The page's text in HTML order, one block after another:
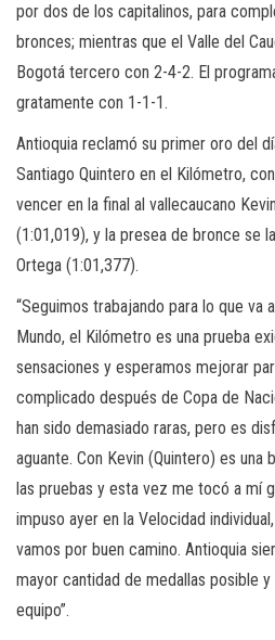
por dos de los capitalinos, para
bronces; mientras que el Valle del
Bogotá tercero con 2-4-2. El
gratamente con 1-1-1.
Antioquia reclamó su primer oro del
Santiago Quintero en el Kilómetro,
vencer en la final al vallecaucano
(1:01,019), y la presea de bronce se
Ortega (1:01,377).
“Seguimos trabajando para lo que va
Mundo, el Kilómetro es una prueba
sensaciones y esperamos mejorar
complicado después de Copa de
han sido demasiado raras, pero es
aguante. Con Kevin (Quintero) es una
las pruebas y esta vez me tocó a mí
impuso ayer en la Velocidad
vamos por buen camino. Antioquia
mayor cantidad de medallas posible
equipo”.